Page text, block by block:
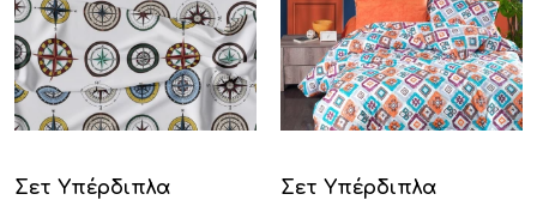
Σετ Υπέρδιπλα
Σετ Υπέρδιπλα